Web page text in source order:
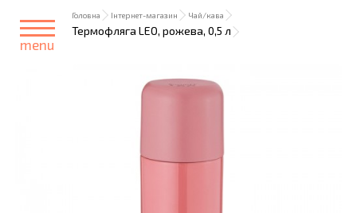
menu
Головна Інтернет-магазин Чай/кава
Термофляга LEO, рожева, 0,5 л